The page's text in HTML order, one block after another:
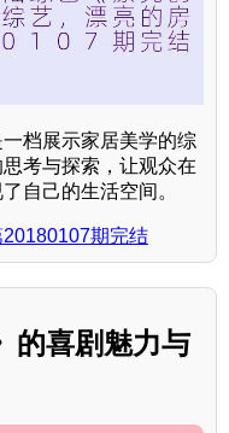
档展示家居美学的综
考与探索，让观众在
自己的生活空间。
期完结
的喜剧魅力与